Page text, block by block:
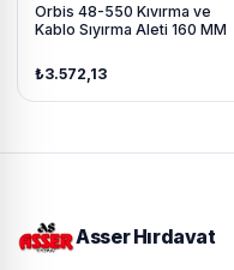
Orbis 48-550 Kıvırma ve
Kablo Sıyırma Aleti 160 MM
₺3.572,13
Asser Hırdavat